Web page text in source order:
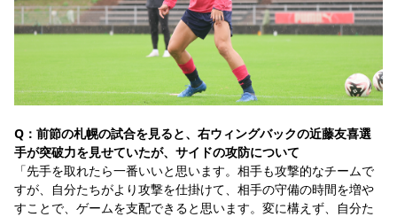
Q：前節の札幌の試合を見ると、右ウィングバックの近藤友喜選
手が突破力を見せていたが、サイドの攻防について
「先手を取れたら一番いいと思います。相手も攻撃的なチームで
すが、自分たちがより攻撃を仕掛けて、相手の守備の時間を増や
すことで、ゲームを支配できると思います。変に構えず、自分た